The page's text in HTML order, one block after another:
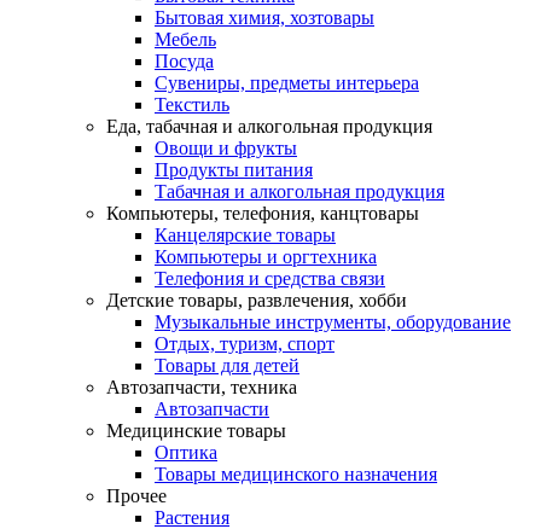
Бытовая химия, хозтовары
Мебель
Посуда
Сувениры, предметы интерьера
Текстиль
Еда, табачная и алкогольная продукция
Овощи и фрукты
Продукты питания
Табачная и алкогольная продукция
Компьютеры, телефония, канцтовары
Канцелярские товары
Компьютеры и оргтехника
Телефония и средства связи
Детские товары, развлечения, хобби
Музыкальные инструменты, оборудование
Отдых, туризм, спорт
Товары для детей
Автозапчасти, техника
Автозапчасти
Медицинские товары
Оптика
Товары медицинского назначения
Прочее
Растения